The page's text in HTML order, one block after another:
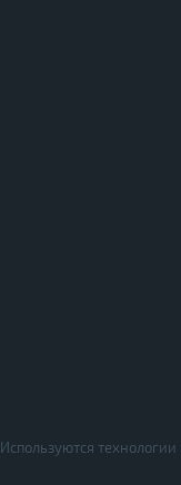
Используются технологии